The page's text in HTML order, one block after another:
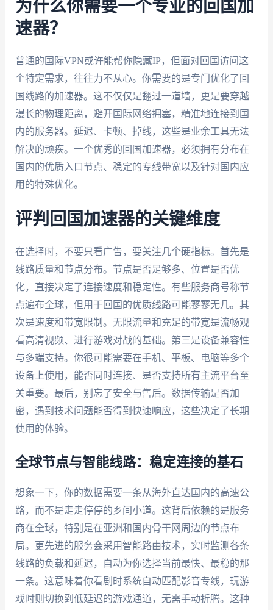
为什么你需要一个专业的回国加
速器？
普通的国际VPN或许能帮你隐藏IP，但面对回国访问这
个特定需求，往往力不从心。你需要的是专门优化了回
国线路的加速器。这不仅仅是翻过一道墙，更是要穿越
漫长的物理距离，避开国际网络拥塞，精准地连接到国
内的服务器。延迟、卡顿、掉线，这些是业余工具无法
解决的顽疾。一个优秀的回国加速器，必须拥有分布在
国内的优质入口节点、稳定的专线带宽以及针对国内应
用的特殊优化。
评判回国加速器的关键维度
在选择时，不要只看广告，要关注几个硬指标。首先是
线路质量和节点分布。节点是否足够多、位置是否优
化，直接决定了连接速度和稳定性。有些服务商号称节
点遍布全球，但用于回国的优质线路可能寥寥无几。其
次是速度和带宽限制。无限流量和充足的带宽是流畅观
看高清视频、进行游戏对战的基础。第三是设备兼容性
与多端支持。你很可能需要在手机、平板、电脑等多个
设备上使用，能否同时连接、是否支持所有主流平台至
关重要。最后，别忘了安全与售后。数据传输是否加
密，遇到技术问题能否得到快速响应，这些决定了长期
使用的体验。
全球节点与智能线路：稳定连接的基石
想象一下，你的数据需要一条从海外直达国内的高速公
路，而不是走走停停的乡间小道。这背后依赖的是服务
商在全球，特别是在亚洲和国内骨干网周边的节点布
局。更先进的服务会采用智能路由技术，实时监测各条
线路的负载和延迟，自动为你选择当前最快、最稳的那
一条。这意味着你看剧时系统自动匹配影音专线，玩游
戏时则切换到低延迟的游戏通道，无需手动折腾。这种